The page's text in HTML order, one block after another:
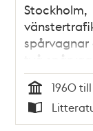
Stockholm,
spårvagnar
två
minns /
Leif Stolt
Tid
1960 till
Typ